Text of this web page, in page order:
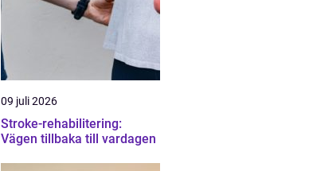
09 juli 2026
Stroke-rehabilitering:
Vägen tillbaka till vardagen